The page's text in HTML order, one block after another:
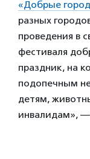
«Добрые
разных
проведения в
фестиваля
праздник, на
подопечным
детям,
инвалидам»,